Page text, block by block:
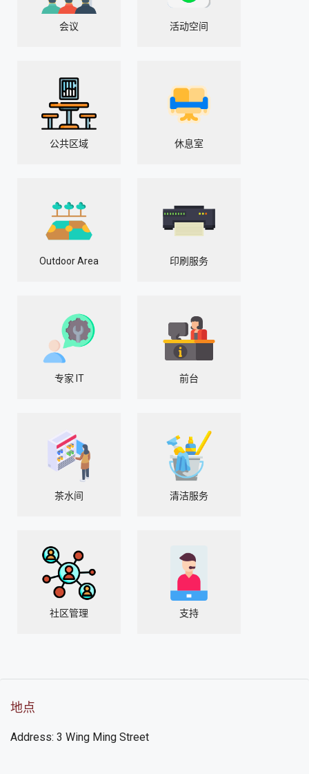
会议 活动空间
公共区域 休息室
Outdoor Area 印刷服务
专家 IT 前台
茶水间 清洁服务
社区管理 支持
地点
Address: 3 Wing Ming Street